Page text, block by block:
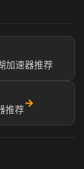
加速器推荐
推荐
→